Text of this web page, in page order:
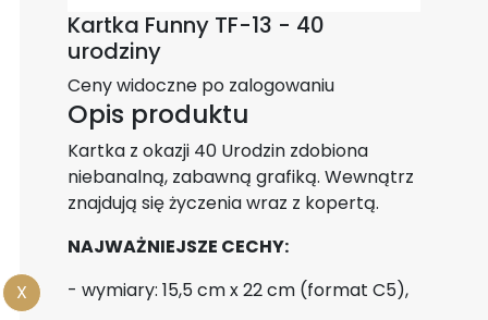
X
Kartka Funny TF-13 - 40
urodziny
Ceny widoczne po zalogowaniu
Opis produktu
Kartka z okazji 40 Urodzin zdobiona
niebanalną, zabawną grafiką. Wewnątrz
znajdują się życzenia wraz z kopertą.
NAJWAŻNIEJSZE CECHY:
- wymiary: 15,5 cm x 22 cm (format C5),